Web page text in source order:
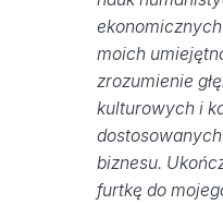
moich
zrozumienie
kulturowych i
biznesu.
furtkę do